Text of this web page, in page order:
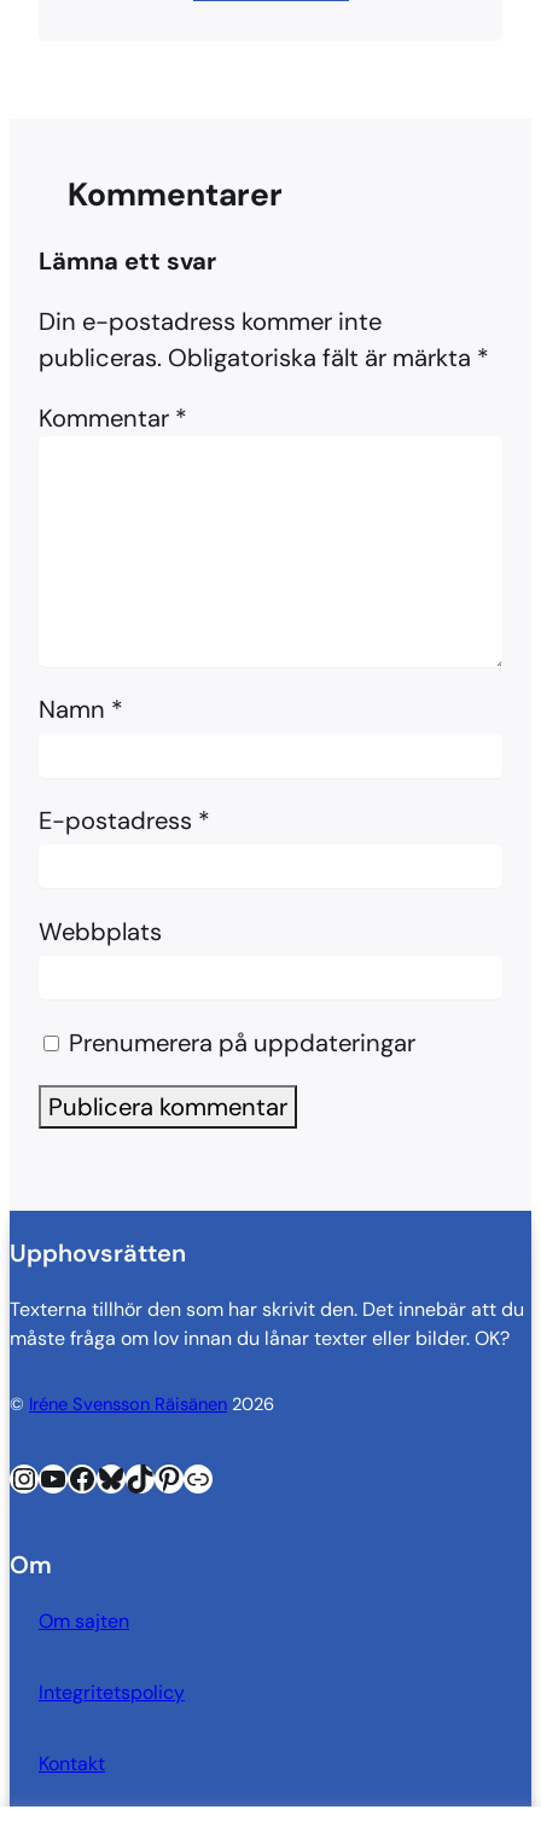
Kommentarer
Lämna ett svar
Din e-postadress kommer inte
publiceras. Obligatoriska fält är märkta *
Kommentar *
Namn *
E-postadress *
Webbplats
Prenumerera på uppdateringar
Upphovsrätten
Texterna tillhör den som har skrivit den. Det innebär att du
måste fråga om lov innan du lånar texter eller bilder. OK?
© Iréne Svensson Räisänen 2026
InstagramYouTube Facebook Bluesky TikTok Pinterest Länk
Om
Om sajten
Integritetspolicy
Kontakt